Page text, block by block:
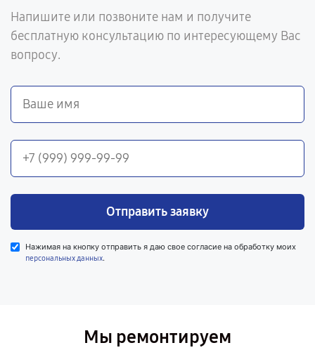
Напишите или позвоните нам и получите
бесплатную консультацию по интересующему Вас
вопросу.
Отправить заявку
Нажимая на кнопку отправить я даю свое согласие на обработку моих
персональных данных.
Мы ремонтируем